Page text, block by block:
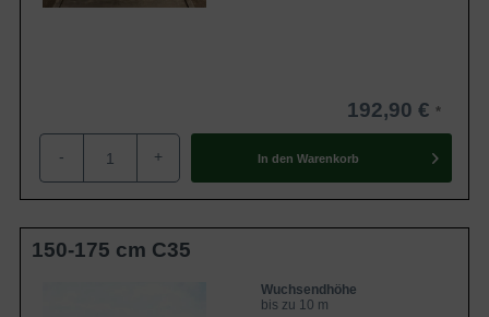
Ahornbaums genutzt, um Arzneien daraus zu gewinnen.
192,90 €
- + In den Warenkorb
150-175 cm C35
Wuchsendhöhe
bis zu 10 m